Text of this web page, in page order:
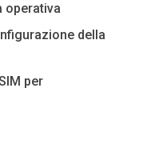
operativa
della
per